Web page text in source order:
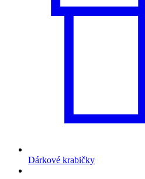
Dárkové krabičky